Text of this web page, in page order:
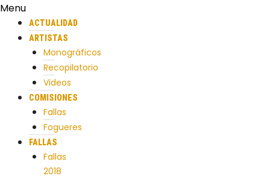
Menu
ACTUALIDAD
ARTISTAS
Monográficos
Recopilatorio
Videos
COMISIONES
Fallas
Fogueres
FALLAS
Fallas
2018